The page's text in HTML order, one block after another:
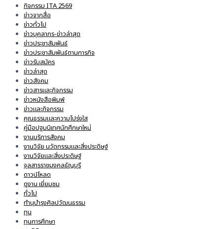
กิจกรรม ITA 2569
ข่าวจากสื่อ
ข่าวทั่วไป
ข่าวบุคลากร-ข่าวล่าสุด
ข่าวประชาสัมพันธ์
ข่าวประชาสัมพันธ์ตามภารกิจ
ข่าวรับสมัคร
ข่าวล่าสุด
ข่าวสังคม
ข่าวสารและกิจกรรม
ข่าวหนังสือพิมพ์
ข่าวและกิจกรรม
คุณธรรมและความโปร่งใส
คู่มือปฐมนิเทศนักศึกษาใหม่
งานบริการสังคม
งานวิจัย นวัตกรรมและสิ่งประดิษฐ์
งานวิจัยและสิ่งประดิษฐ์
จุลสารราชมงคลธัญบุรี
ดาวน์โหลด
ดูงาน เยี่ยมชม
ทั่วไป
ทำนุบำรุงศิลปวัฒนธรรม
ทุน
ทุนการศึกษา